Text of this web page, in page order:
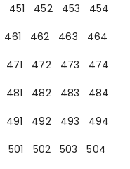
451 452 453
454
461 462 463
464
471 472 473
474
481 482 483
484
491 492 493
494
501 502 503
504